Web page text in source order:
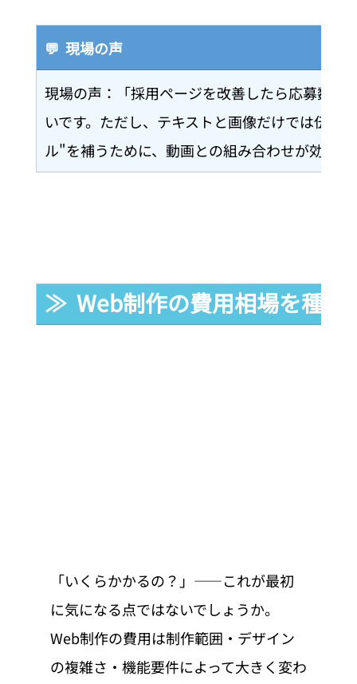
💬  現場の声
現場の声：「採用ページを改善したら応募数が
いです。ただし、テキストと画像だけでは伝え
ル"を補うために、動画との組み合わせが効果的
≫  Web制作の費用相場を種類
「いくらかかるの？」——これが最初
に気になる点ではないでしょうか。
Web制作の費用は制作範囲・デザイン
の複雑さ・機能要件によって大きく変わ